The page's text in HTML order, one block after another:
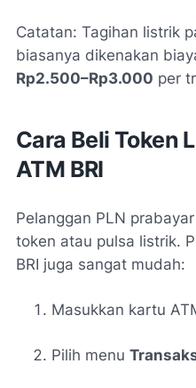
Catatan: Tagihan listrik
biasanya dikenakan
Rp2.500–Rp3.000 per
Cara Beli Token
ATM BRI
Pelanggan PLN
token atau pulsa listrik.
BRI juga sangat mudah:
Masukkan kartu
Pilih menu